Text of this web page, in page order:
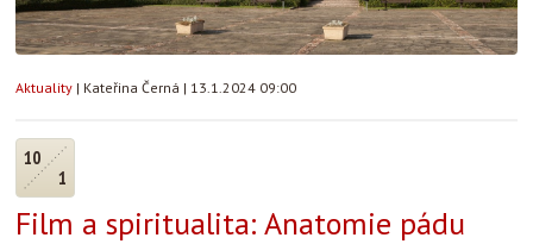
Aktuality | Kateřina Černá | 13.1.2024 09:00
10
1
Film a spiritualita: Anatomie pádu